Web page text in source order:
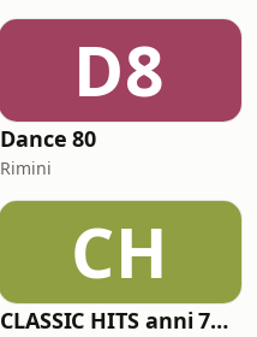
D8
Dance 80
Rimini
CH
CLASSIC HITS anni 70 80 90